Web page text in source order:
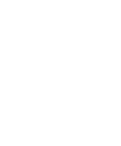
numériques et